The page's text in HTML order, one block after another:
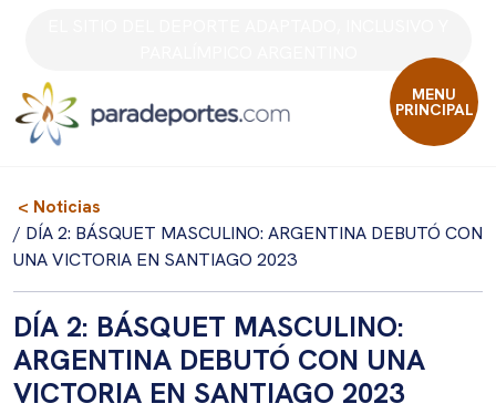
MENU
PRINCIPAL
< Noticias
/ DÍA 2: BÁSQUET MASCULINO: ARGENTINA DEBUTÓ CON
UNA VICTORIA EN SANTIAGO 2023
DÍA 2: BÁSQUET MASCULINO:
ARGENTINA DEBUTÓ CON UNA
VICTORIA EN SANTIAGO 2023